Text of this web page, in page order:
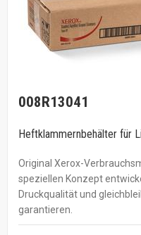
008R13041
Heftklammernbehälter für
Original Xerox-
speziellen Konzept
Druckqualität und
garantieren.